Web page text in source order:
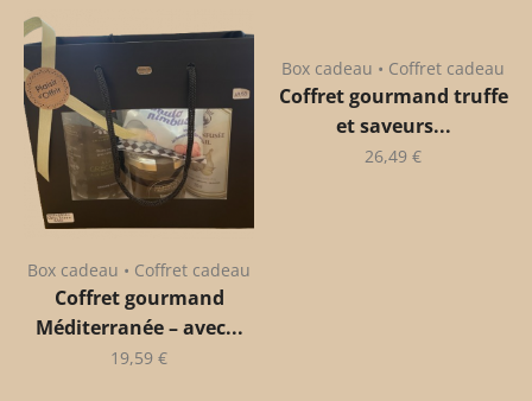
Box cadeau • Coffret cadeau
Coffret gourmand
Méditerranée – avec...
19,59 €
Box cadeau • Coffret cadeau
Coffret gourmand truffe
et saveurs...
26,49 €